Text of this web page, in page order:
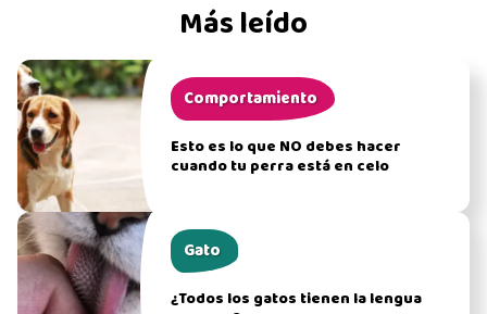
Más leído
Comportamiento
Esto es lo que NO debes hacer
cuando tu perra está en celo
Gato
¿Todos los gatos tienen la lengua